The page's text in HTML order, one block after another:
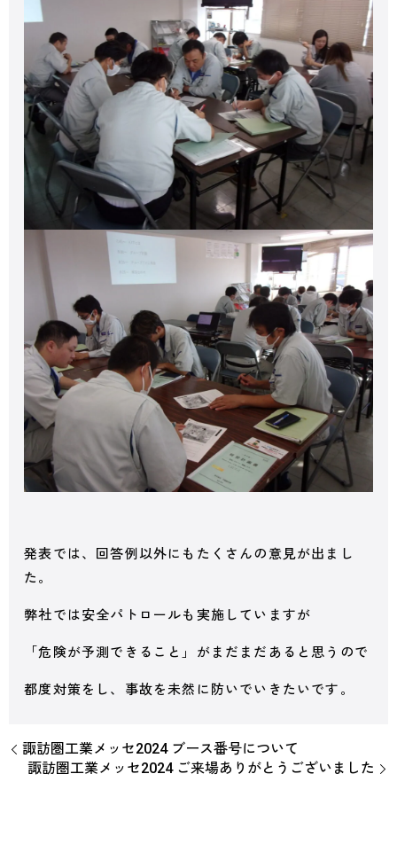
発表では、回答例以外にもたくさんの意見が出まし
た。
弊社では安全パトロールも実施していますが
「危険が予測できること」がまだまだあると思うので
都度対策をし、事故を未然に防いでいきたいです。
諏訪圏工業メッセ2024 ブース番号について
諏訪圏工業メッセ2024 ご来場ありがとうございました